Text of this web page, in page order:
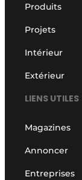
Produits
Projets
Intérieur
Extérieur
LIENS UTILES
Magazines
Annoncer
Entreprises